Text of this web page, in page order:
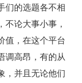
们的选题各不相
不论大事小事，
值，在这个平台
调高昂，有的从
，并且无论他们